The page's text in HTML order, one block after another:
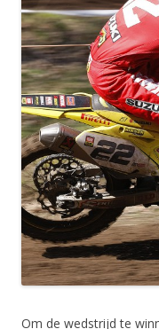
Om de wedstrijd te